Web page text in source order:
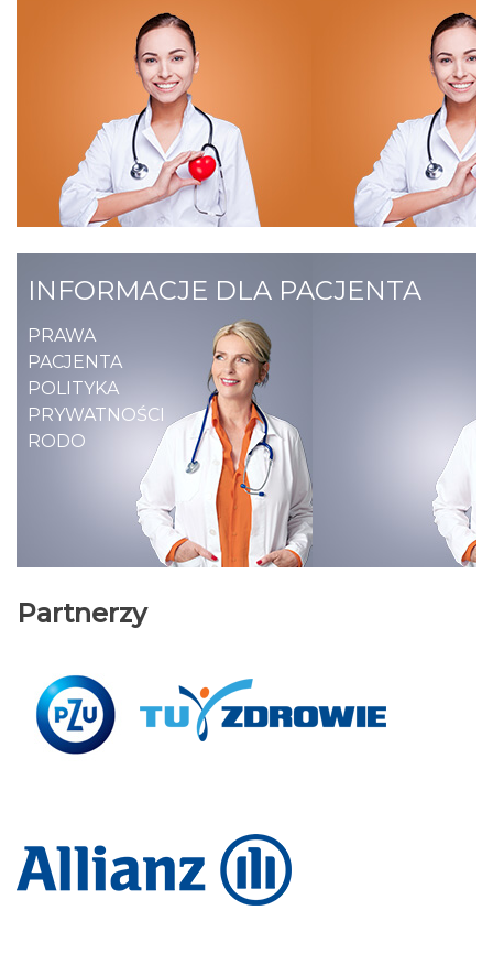
INFORMACJE DLA PACJENTA
PRAWA
PACJENTA
POLITYKA
PRYWATNOŚCI
RODO
Partnerzy